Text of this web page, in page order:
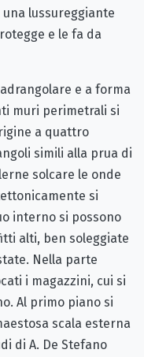
lussureggiante
e le fa da
e a forma
muri perimetrali si
a quattro
simili alla prua di
solcare le onde
si
interno si possono
alti, ben soleggiate
Nella parte
i magazzini, cui si
Al primo piano si
scala esterna
di A. De Stefano